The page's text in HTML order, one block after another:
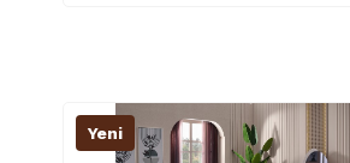
Yeni